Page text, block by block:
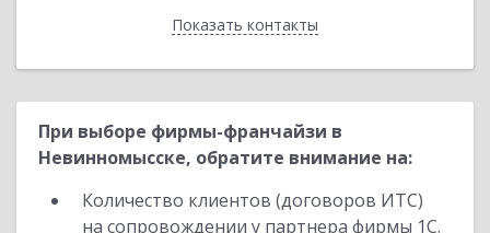
Показать контакты
Назад
При выборе фирмы-франчайзи в
Невинномысске, обратите внимание на:
Количество клиентов (договоров ИТС)
на сопровождении у партнера фирмы 1С.